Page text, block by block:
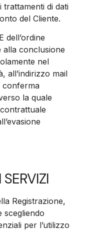
di dati
del Cliente.
dell’ordine
alla conclusione
nel
all’indirizzo mail
conferma
la quale
Registrazione,
scegliendo
per l’utilizzo